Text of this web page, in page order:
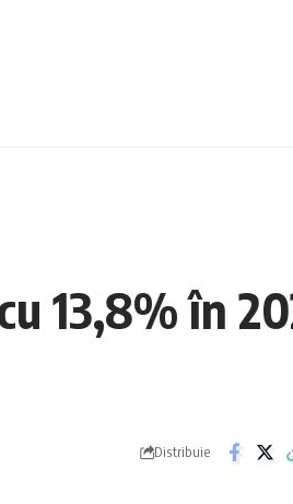
13,8% în
Distribuie